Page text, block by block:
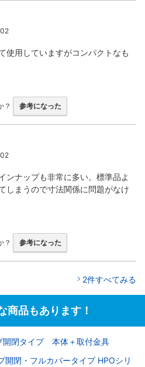
4
使用していますがコンパクトなも
？ 参考になった
4
ンナップも非常に多い。標準品よ
しまうので寸法関係に問題がなけ
？ 参考になった
2件すべてみる
商品もあります！
閉タイプ 本体＋取付金具
開閉・フルカバータイプ HPOシリ